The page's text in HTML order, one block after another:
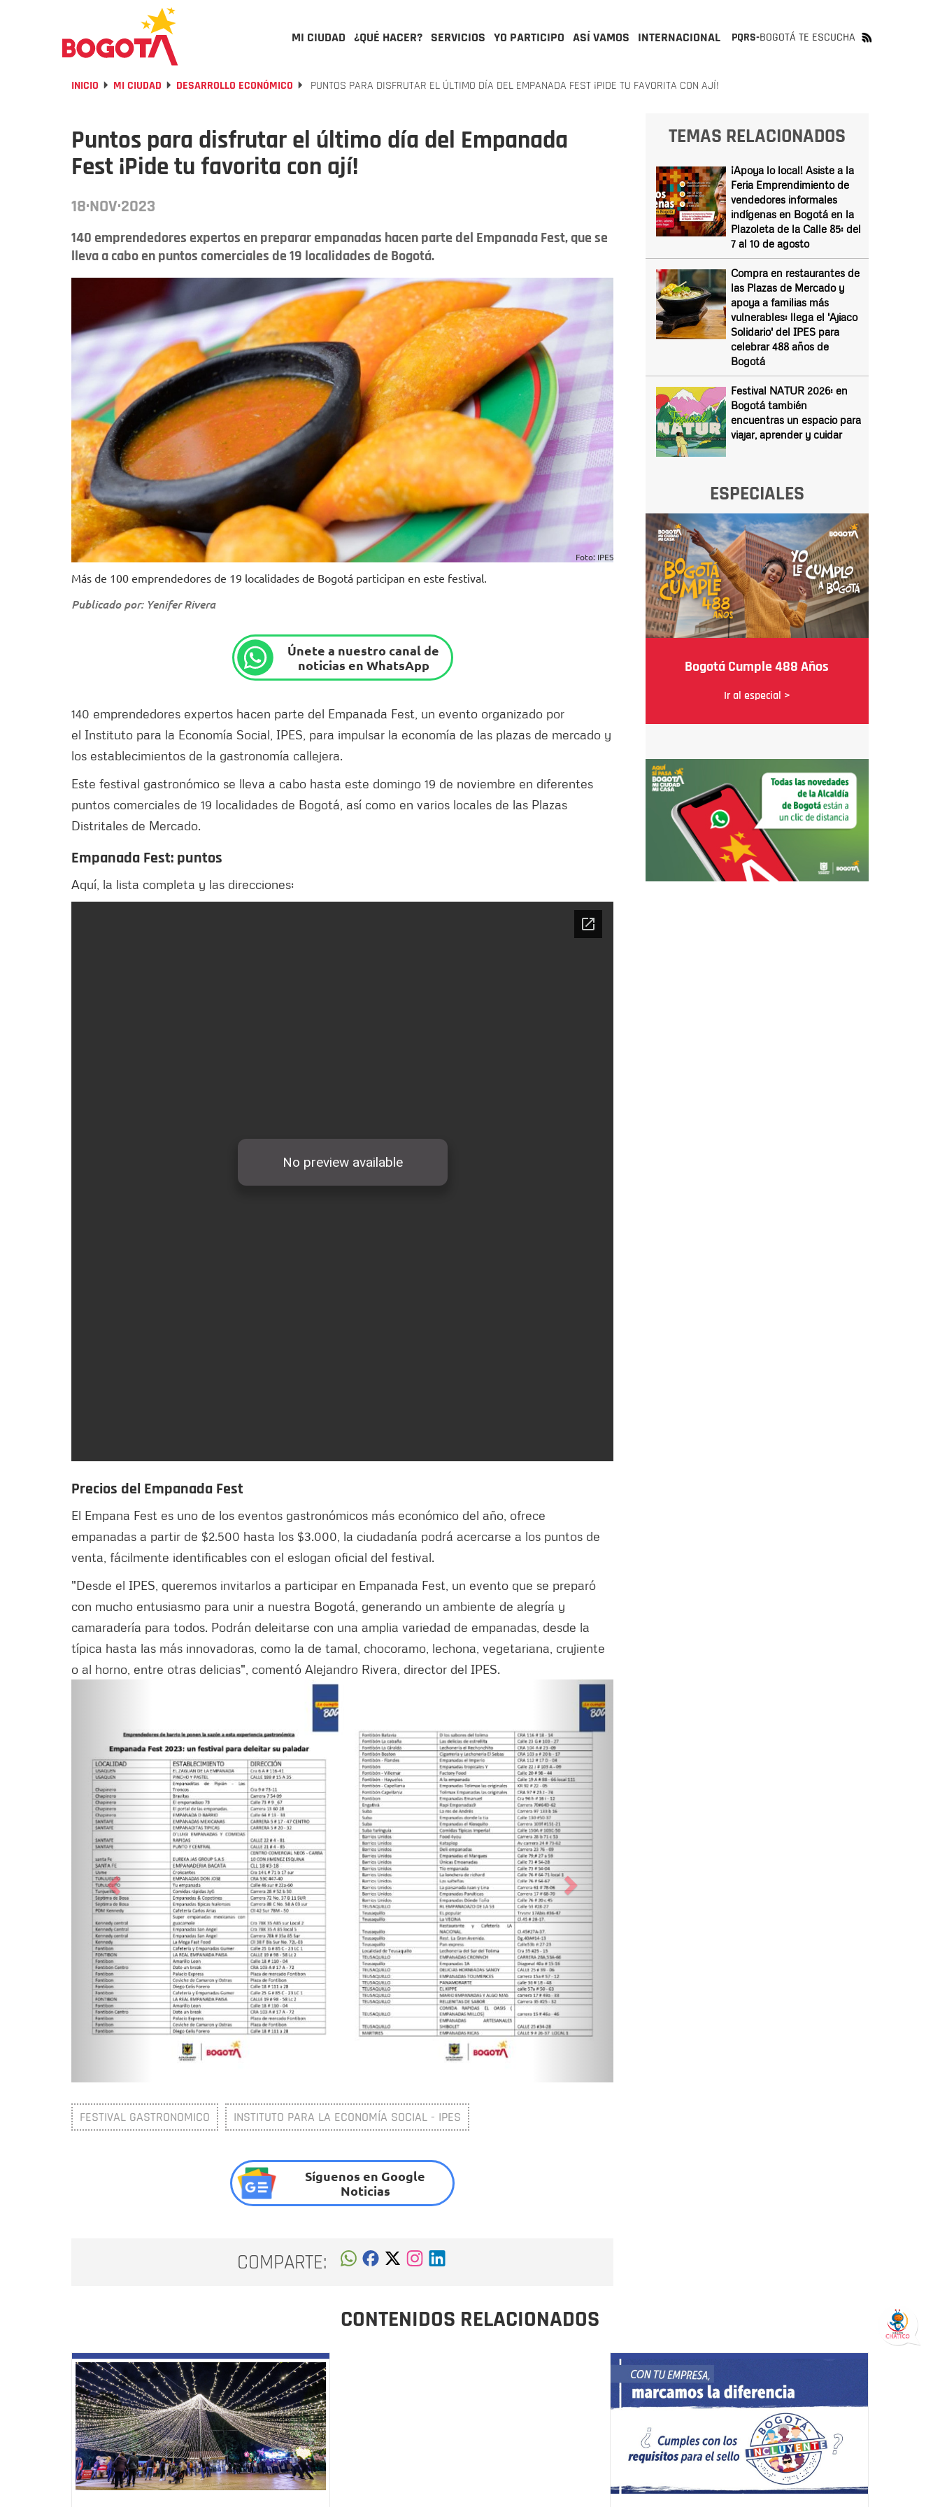
MI CIUDAD ¿QUÉ HACER? SERVICIOS YO PARTICIPO ASÍ VAMOS INTERNACIONAL PQRS-BOGOTÁ TE ESCUCHA
INICIO MI CIUDAD DESARROLLO ECONÓMICO PUNTOS PARA DISFRUTAR EL ÚLTIMO DÍA DEL EMPANADA FEST ¡PIDE TU FAVORITA CON AJÍ!
Puntos para disfrutar el último día del Empanada
Fest ¡Pide tu favorita con ají!
18·NOV·2023
140 emprendedores expertos en preparar empanadas hacen parte del Empanada Fest, que se
lleva a cabo en puntos comerciales de 19 localidades de Bogotá.
Foto: IPES
Más de 100 emprendedores de 19 localidades de Bogotá participan en este festival.
Publicado por: Yenifer Rivera
Únete a nuestro canal de
noticias en WhatsApp
140 emprendedores expertos hacen parte del Empanada Fest, un evento organizado por
el Instituto para la Economía Social, IPES, para impulsar la economía de las plazas de mercado y
los establecimientos de la gastronomía callejera.
Este festival gastronómico se lleva a cabo hasta este domingo 19 de noviembre en diferentes
puntos comerciales de 19 localidades de Bogotá, así como en varios locales de las Plazas
Distritales de Mercado.
Empanada Fest: puntos
Aquí, la lista completa y las direcciones:
Precios del Empanada Fest
El Empana Fest es uno de los eventos gastronómicos más económico del año, ofrece
empanadas a partir de $2.500 hasta los $3.000, la ciudadanía podrá acercarse a los puntos de
venta, fácilmente identificables con el eslogan oficial del festival.
"Desde el IPES, queremos invitarlos a participar en Empanada Fest, un evento que se preparó
con mucho entusiasmo para unir a nuestra Bogotá, generando un ambiente de alegría y
camaradería para todos. Podrán deleitarse con una amplia variedad de empanadas, desde la
típica hasta las más innovadoras, como la de tamal, chocoramo, lechona, vegetariana, crujiente
o al horno, entre otras delicias", comentó Alejandro Rivera, director del IPES.
Anterior
FESTIVAL GASTRONOMICO INSTITUTO PARA LA ECONOMÍA SOCIAL - IPES
Síguenos en Google
Noticias
COMPARTE:
TEMAS RELACIONADOS
¡Apoya lo local! Asiste a la
Feria Emprendimiento de
vendedores informales
indígenas en Bogotá en la
Plazoleta de la Calle 85: del
7 al 10 de agosto
Compra en restaurantes de
las Plazas de Mercado y
apoya a familias más
vulnerables: llega el 'Ajiaco
Solidario' del IPES para
celebrar 488 años de
Bogotá
Festival NATUR 2026: en
Bogotá también
encuentras un espacio para
viajar, aprender y cuidar
ESPECIALES
Bogotá Cumple 488 Años
Ir al especial >
CONTENIDOS RELACIONADOS